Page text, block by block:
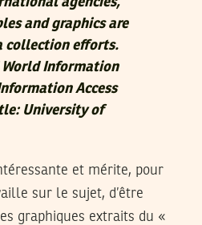
and graphics are
collection efforts.
Information
Access
University of
et mérite, pour
sur le sujet, d’être
graphiques extraits du «